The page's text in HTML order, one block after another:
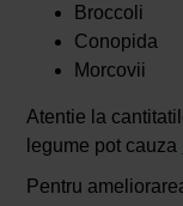
Broccoli
Conopida
Morcovii
Atentie la
legume pot cauza
Pentru